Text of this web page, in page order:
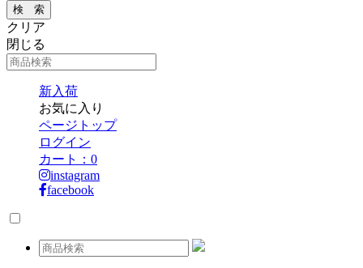
クリア
閉じる
新入荷
お気に入り
ページトップ
ログイン
カート： 0
instagram
facebook